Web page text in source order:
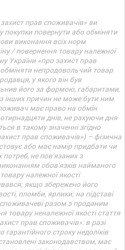
прав споживачів» ви
повернути або обміняти
виконання всіх норм
/ повернення товару належної
України «про захист прав
непродовольчий товар
у якого він був
його за формою, габаритами,
інших причин не може бути ним
має право на обмін
днів, не рахуючи дня
в такому значенні згідно
прав споживачів») – фізична
або має намір придбати чи
не пов’язаних з
обов’язків найманого
належної якості
якщо збережено його
пломби, ярлики; на підставі
разом з проданим
товару неналежної якості стаття
прав споживачів»: в разі
строку недоліків
законодавством, має